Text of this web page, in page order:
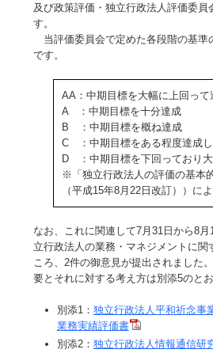
及び政策評価・独立行政法人評価委員
す。
当評価委員会で定めた各段階の基準
です。
AA：中期目標を大幅に上回って
A ：中期目標を十分達成
B ：中期目標を概ね達成
C ：中期目標をある程度達成
D ：中期目標を下回っており
※「独立行政法人の評価の基本
（平成15年8月22日改訂））によ
なお、これに関連して7月31日から8
立行政法人の業務・マネジメントに関
ころ、2件の御意見が提出されました
要とそれに対する考え方は別添5のとお
別添1： 独立行政法人平和祈念事
業務実績評価書
別添2： 独立行政法人情報通信研